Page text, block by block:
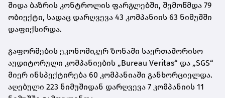
შიდა ბაზრის კონტროლის ფარგლებში, შემოწმდა 79
ობიექტი, სადაც დარღვევა 43 კომპანიის 63 ნიმუშში
დაფიქსირდა.
გაფორმების ეკონომიკურ ზონაში საერთაშორისო
აუდიტორული კომპანიების „Bureau Veritas“ და „SGS“
მიერ ინსპექტირება 60 კომპანიაში განხორციელდა.
აღებული 223 ნიმუშიდან დარღვევა 7 კომპანიის 11